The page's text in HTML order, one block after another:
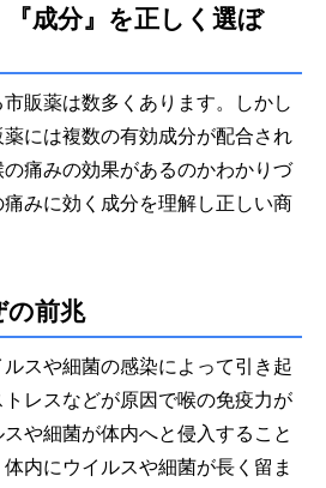
成分』を正しく選ぼ
販薬は数多くあります。しかし
には複数の有効成分が配合され
痛みの効果があるのかわかりづ
みに効く成分を理解し正しい商
の前兆
スや細菌の感染によって引き起
レスなどが原因で喉の免疫力が
や細菌が体内へと侵入すること
内にウイルスや細菌が長く留ま